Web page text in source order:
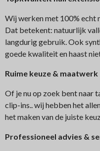
Wij werken met 100% echt
Dat betekent: natuurlijk
langdurig gebruik. Ook
goede kwaliteit en haast
Ruime keuze & maatwerk
Of je nu op zoek bent naar
clip-ins.. wij hebben het
het maken van de juiste
Professioneel advies &